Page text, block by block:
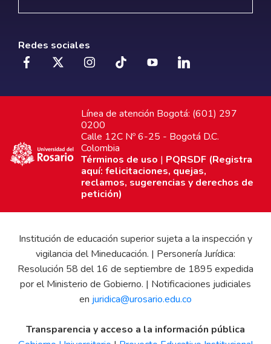
Redes sociales
Línea de atención Bogotá: (601) 297
0200
Calle 12C Nº 6-25 - Bogotá D.C.
Colombia
Términos de uso | PQRSDF (Registra
aquí: felicitaciones, quejas,
reclamos, sugerencias y derechos de
petición)
Institución de educación superior sujeta a la inspección y
vigilancia del Mineducación. | Personería Jurídica:
Resolución 58 del 16 de septiembre de 1895 expedida
por el Ministerio de Gobierno. | Notificaciones judiciales
en juridica@urosario.edu.co
Transparencia y acceso a la información pública